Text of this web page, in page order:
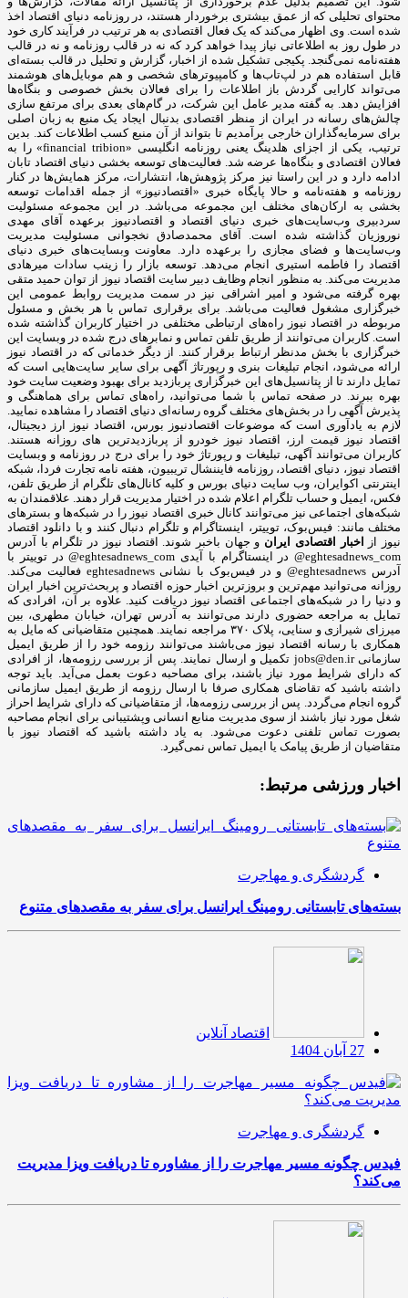
محتوای تحلیلی که از عمق بیشتری برخوردار هستند، در روزنامه دنیای اقتصاد اخذ
شده است. وی اظهار می‌کند که یک فعال اقتصادی به هر ترتیب در فرآیند کاری خود
در طول روز به اطلاعاتی نیاز پیدا خواهد کرد که نه در قالب روزنامه و نه در قالب
هفته‌نامه نمی‌گنجد. پکیجی تشکیل شده از اخبار، گزارش و تحلیل در قالب بسته‌ای
قابل استفاده هم در لپ‌تاب‌ها و کامپیوترهای شخصی و هم موبایل‌های هوشمند
می‌تواند کارایی گردش باز اطلاعات را برای فعالان بخش خصوصی و بنگاه‌ها
افزایش دهد. به گفته مدیر عامل این شرکت، در گام‌های بعدی برای مرتفع سازی
چالش‌های رسانه در ایران از منظر اقتصادی بدنبال ایجاد یک منبع به زبان اصلی
برای سرمایه‌گذاران خارجی برآمدیم تا بتواند از آن منبع کسب اطلاعات کند. بدین
ترتیب، یکی از اجزای هلدینگ یعنی روزنامه انگلیسی «financial tribion» را به
فعالان اقتصادی و بنگاه‌ها عرضه شد. فعالیت‌های توسعه بخشی دنیای اقتصاد تابان
ادامه دارد و در این راستا نیز مرکز پژوهش‌ها، انتشارات، مرکز همایش‌ها در کنار
روزنامه و هفته‌نامه و حالا پایگاه خبری «اقتصادنیوز» از جمله اقدامات توسعه
بخشی به ارکان‌های مختلف این مجموعه می‌باشد. در این مجموعه مسئولیت
سردبیری وب‌سایت‌های خبری دنیای اقتصاد و اقتصادنیوز برعهده آقای مهدی
نوروزیان گذاشته شده است. آقای محمدصادق نخجوانی مسئولیت مدیریت
وب‌سایت‌ها و فضای مجازی را برعهده دارد. معاونت وبسایت‌های خبری دنیای
اقتصاد را فاطمه استیری انجام می‌دهد. توسعه بازار را زینب سادات میرهادی
مدیریت می‌کند. به منظور انجام وظایف دبیر سایت اقتصاد نیوز از توان حمید متقی
بهره گرفته می‌شود و امیر اشراقی نیز در سمت مدیریت روابط عمومی این
خبرگزاری مشغول فعالیت می‌باشد. برای برقراری تماس با هر بخش و مسئول
مربوطه در اقتصاد نیوز راه‌های ارتباطی مختلفی در اختیار کاربران گذاشته شده
است. کاربران می‌توانند از طریق تلفن تماس و نمابرهای درج شده در وبسایت این
خبرگزاری با بخش مدنظر ارتباط برقرار کنند. از دیگر خدماتی که در اقتصاد نیوز
ارائه می‌شود، انجام تبلیغات بنری و رپورتاژ آگهی برای سایر سایت‌هایی است که
تمایل دارند تا از پتانسیل‌های این خبرگزاری پربازدید برای بهبود وضعیت سایت خود
بهره ببرند. در صفحه تماس با شما می‌توانید، راه‌های تماس برای هماهنگی و
پذیرش آگهی را در بخش‌های مختلف گروه رسانه‌ای دنیای اقتصاد را مشاهده نمایید.
لازم به یادآوری است که موضوعات اقتصادنیوز بورس، اقتصاد نیوز ارز دیجیتال،
اقتصاد نیوز قیمت ارز، اقتصاد نیوز خودرو از پربازدیدترین های روزانه هستند.
کاربران می‌توانند آگهی، تبلیغات و رپورتاژ خود را برای درج در روزنامه و وبسایت
اقتصاد نیوز، دنیای اقتصاد، روزنامه فایننشال تریبیون، هفته نامه تجارت فردا، شبکه
اینترنتی اکوایران، وب سایت دنیای بورس و کلیه کانال‌های تلگرام از طریق تلفن،
فکس، ایمیل و حساب تلگرام اعلام شده در اختیار مدیریت قرار دهند. علاقمندان به
شبکه‎‌های اجتماعی نیز می‌توانند کانال خبری اقتصاد نیوز را در شبکه‌ها و بسترهای
مختلف مانند: فیس‌بوک، توییتر، اینستاگرام و تلگرام دنبال کنند و با دانلود اقتصاد
نیوز از اخبار اقتصادی ایران و جهان باخبر شوند. اقتصاد نیوز در تلگرام با آدرس
eghtesadnews_com@ در اینستاگرام با آیدی eghtesadnews_com@ در توییتر با
آدرس eghtesadnews@ و در فیس‌بوک با نشانی eghtesadnews فعالیت می‌کند.
روزانه می‌توانید مهم‌ترین و بروزترین اخبار حوزه اقتصاد و پربحث‌ترین اخبار ایران
و دنیا را در شبکه‌های اجتماعی اقتصاد نیوز دریافت کنید. علاوه بر آن، افرادی که
تمایل به مراجعه حضوری دارند می‌توانند به آدرس تهران، خیابان مطهری، بین
میرزای شیرازی و سنایی، پلاک ۳۷۰ مراجعه نمایند. همچنین متقاضیانی که مایل به
همکاری با رسانه‌ اقتصاد نیوز می‌باشند می‌توانند رزومه خود را از طریق ایمیل
سازمانی jobs@den.ir تکمیل و ارسال نمایند. پس از بررسی رزومه‌ها، از افرادی
که دارای شرایط مورد نیاز باشند، برای مصاحبه دعوت بعمل می‌آید. باید توجه
داشته باشید که تقاضای همکاری صرفا با ارسال رزومه از طریق ایمیل سازمانی
گروه انجام می‌گردد. پس از بررسی رزومه‌ها، از متقاضیانی که دارای شرایط احراز
شغل مورد نیاز باشند از سوی مدیریت منابع انسانی وپشتیبانی برای انجام مصاحبه
بصورت تماس تلفنی دعوت می‌شود. به یاد داشته باشید که اقتصاد نیوز با
متقاضیان از طریق پیامک یا ایمیل تماس نمی‌گیرد.
اخبار ورزشی مرتبط:
گردشگری و مهاجرت
بسته‌های تابستانی رومینگ ایرانسل برای سفر به مقصدهای متنوع
اقتصاد آنلاین
27 آبان 1404
گردشگری و مهاجرت
فیدس چگونه مسیر مهاجرت را از مشاوره تا دریافت ویزا مدیریت
می‌کند؟